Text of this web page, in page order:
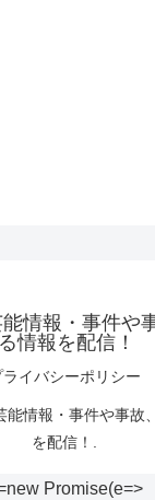
情報・事件や
情報を配信！
ライバシーポリシー
情報・事件や事故
を配信！.
Promise(e=>